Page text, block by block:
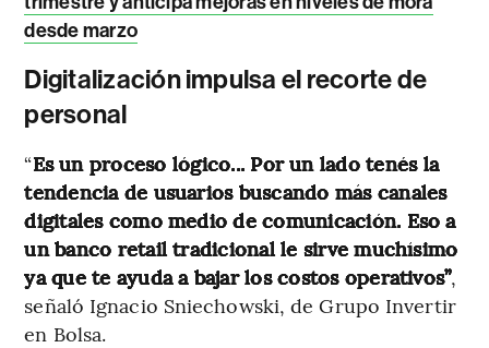
desde marzo
Digitalización impulsa el recorte de
personal
“Es un proceso lógico... Por un lado tenés la
tendencia de usuarios buscando más canales
digitales como medio de comunicación. Eso a
un banco retail tradicional le sirve muchísimo
ya que te ayuda a bajar los costos operativos”,
señaló Ignacio Sniechowski, de Grupo Invertir
en Bolsa.